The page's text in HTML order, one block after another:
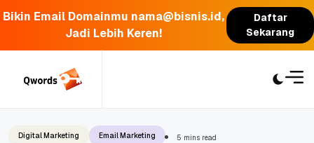
Bikin Email Domainmu nama@bisnis.id,
Jadi Lebih Keren!
Daftar
Sekarang
Digital Marketing Email Marketing 5 mins read